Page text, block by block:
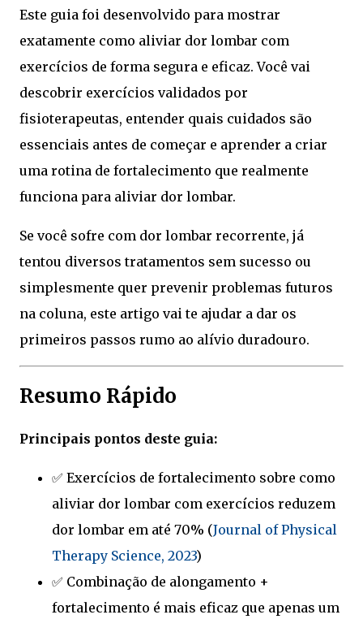
Este guia foi desenvolvido para mostrar
exatamente como aliviar dor lombar com
exercícios de forma segura e eficaz. Você vai
descobrir exercícios validados por
fisioterapeutas, entender quais cuidados são
essenciais antes de começar e aprender a criar
uma rotina de fortalecimento que realmente
funciona para aliviar dor lombar.
Se você sofre com dor lombar recorrente, já
tentou diversos tratamentos sem sucesso ou
simplesmente quer prevenir problemas futuros
na coluna, este artigo vai te ajudar a dar os
primeiros passos rumo ao alívio duradouro.
Resumo Rápido
Principais pontos deste guia:
✅ Exercícios de fortalecimento sobre como
aliviar dor lombar com exercícios reduzem
dor lombar em até 70% (Journal of Physical
Therapy Science, 2023)
✅ Combinação de alongamento +
fortalecimento é mais eficaz que apenas um